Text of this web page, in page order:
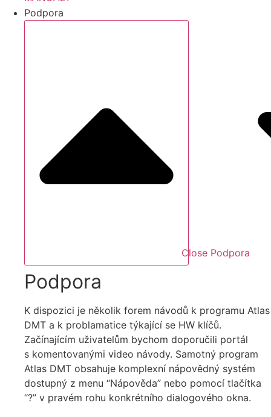
Podpora
Close Podpora
Podpora
K dispozici je několik forem návodů k programu Atlas
DMT a k problamatice týkající se HW klíčů.
Začínajícím uživatelům bychom doporučili portál
s komentovanými video návody. Samotný program
Atlas DMT obsahuje komplexní nápovědný systém
dostupný z menu “Nápověda” nebo pomocí tlačítka
“?” v pravém rohu konkrétního dialogového okna.